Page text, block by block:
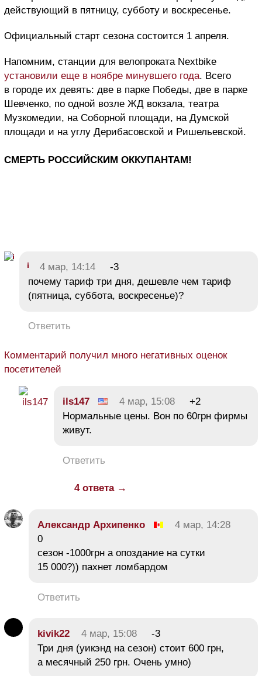
действующий в пятницу, субботу и воскресенье.
Официальный старт сезона состоится 1 апреля.
Напомним, станции для велопроката Nextbike
установили еще в ноябре минувшего года. Всего
в городе их девять: две в парке Победы, две в парке
Шевченко, по одной возле ЖД вокзала, театра
Музкомедии, на Соборной площади, на Думской
площади и на углу Дерибасовской и Ришельевской.
СМЕРТЬ РОССИЙСКИМ ОККУПАНТАМ!
4 мар, 14:14
-3
почему тариф три дня, дешевле чем тариф
(пятницa, субботa, воскресенье)?
Ответить
Комментарий получил много негативных оценок
посетителей
ils147 4 мар, 15:08
+2
Нормальные цены. Вон по 60грн фирмы
живут.
Ответить
4 ответа →
Александр Архипенко
4 мар, 14:28
0
сезон -1000грн а опоздание на сутки
15 000?)) пахнет ломбардом
Ответить
kivik22 4 мар, 15:08
-3
Три дня (уикэнд на сезон) стоит 600 грн,
а месячный 250 грн. Очень умно)